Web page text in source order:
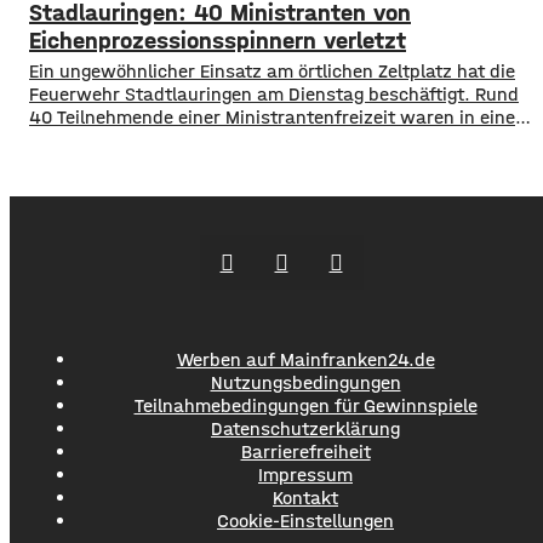
mit und fuhr dann einfach davon. Der PKW wurde an der
Front massiv beschädigt, der
Stadlauringen: 40 Ministranten von
Eichenprozessionsspinnern verletzt
Ein ungewöhnlicher Einsatz am örtlichen Zeltplatz hat die
Feuerwehr Stadtlauringen am Dienstag beschäftigt. Rund
40 Teilnehmende einer Ministrantenfreizeit waren in einem
Eichenprozessionsspinner können schwere
Werben auf Mainfranken24.de
Nutzungsbedingungen
Teilnahmebedingungen für Gewinnspiele
Datenschutzerklärung
Barrierefreiheit
Impressum
Kontakt
Cookie-Einstellungen